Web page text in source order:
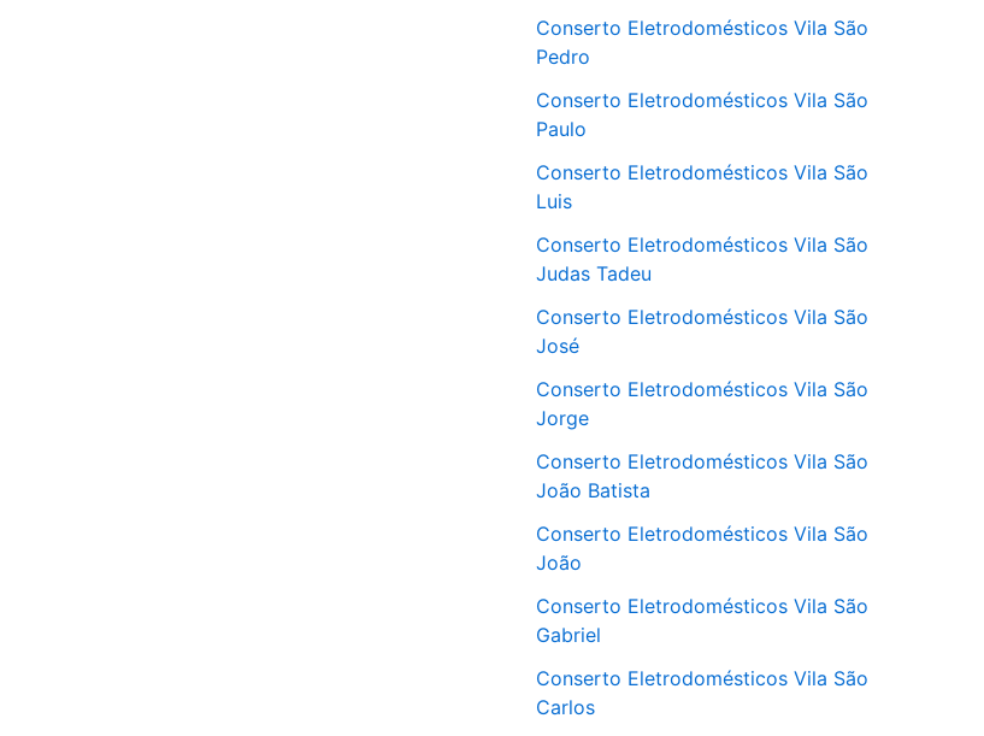
Conserto Eletrodomésticos Vila São
Pedro
Conserto Eletrodomésticos Vila São
Paulo
Conserto Eletrodomésticos Vila São
Luis
Conserto Eletrodomésticos Vila São
Judas Tadeu
Conserto Eletrodomésticos Vila São
José
Conserto Eletrodomésticos Vila São
Jorge
Conserto Eletrodomésticos Vila São
João Batista
Conserto Eletrodomésticos Vila São
João
Conserto Eletrodomésticos Vila São
Gabriel
Conserto Eletrodomésticos Vila São
Carlos